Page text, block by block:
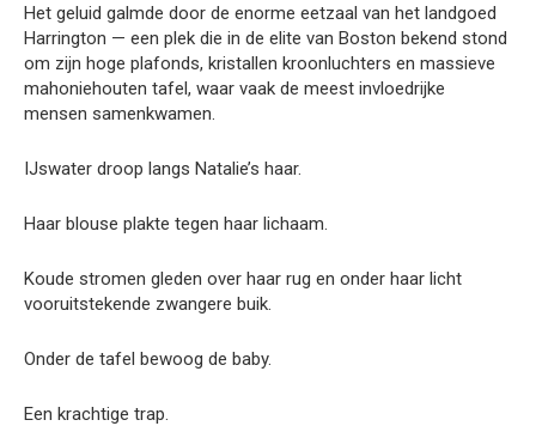
Het geluid galmde door de enorme eetzaal van het landgoed
Harrington — een plek die in de elite van Boston bekend stond
om zijn hoge plafonds, kristallen kroonluchters en massieve
mahoniehouten tafel, waar vaak de meest invloedrijke
mensen samenkwamen.
IJswater droop langs Natalie’s haar.
Haar blouse plakte tegen haar lichaam.
Koude stromen gleden over haar rug en onder haar licht
vooruitstekende zwangere buik.
Onder de tafel bewoog de baby.
Een krachtige trap.